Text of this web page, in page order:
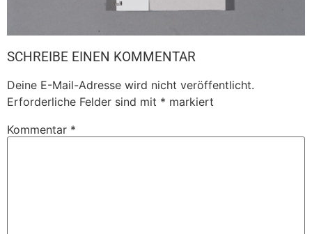
SCHREIBE EINEN KOMMENTAR
Deine E-Mail-Adresse wird nicht veröffentlicht.
Erforderliche Felder sind mit * markiert
Kommentar *